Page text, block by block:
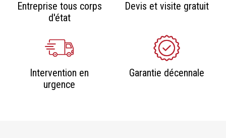
Entreprise tous corps
d'état
Devis et visite gratuit
Intervention en
urgence
Garantie décennale